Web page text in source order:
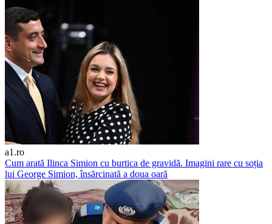
a1.ro
Cum arată Ilinca Simion cu burtica de gravidă. Imagini rare cu soția
lui George Simion, însărcinată a doua oară